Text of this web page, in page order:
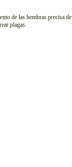
de las hembras precisa de
plagas.